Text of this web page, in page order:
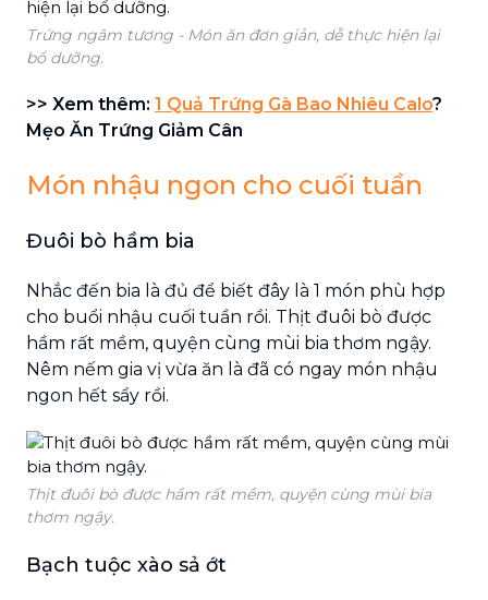
Trứng ngâm tương - Món ăn đơn giản, dễ thực hiện lại
bổ dưỡng.
>> Xem thêm: 1 Quả Trứng Gà Bao Nhiêu Calo?
Mẹo Ăn Trứng Giảm Cân
Món nhậu ngon cho cuối tuần
Đuôi bò hầm bia
Nhắc đến bia là đủ để biết đây là 1 món phù hợp
cho buổi nhậu cuối tuần rồi. Thịt đuôi bò được
hầm rất mềm, quyện cùng mùi bia thơm ngậy.
Nêm nếm gia vị vừa ăn là đã có ngay món nhậu
ngon hết sẩy rồi.
Thịt đuôi bò được hầm rất mềm, quyện cùng mùi bia
thơm ngậy.
Bạch tuộc xào sả ớt